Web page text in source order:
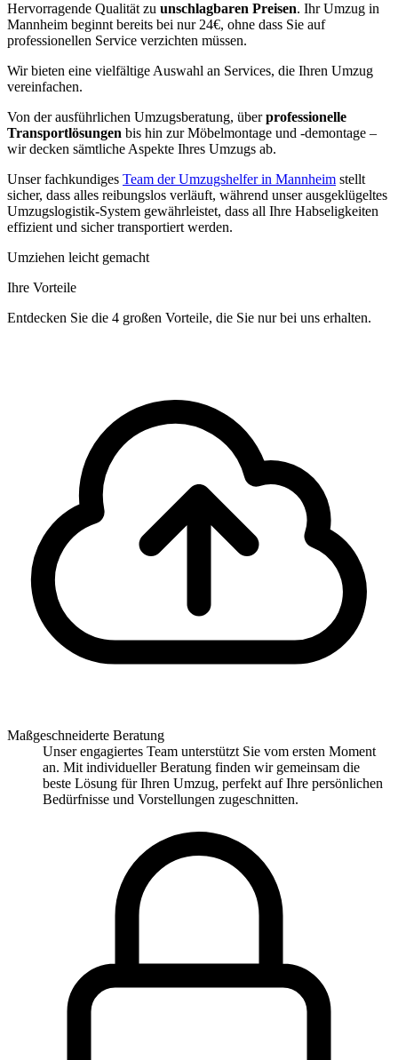
Hervorragende Qualität zu unschlagbaren Preisen. Ihr Umzug in
Mannheim beginnt bereits bei nur 24€, ohne dass Sie auf
professionellen Service verzichten müssen.
Wir bieten eine vielfältige Auswahl an Services, die Ihren Umzug
vereinfachen.
Von der ausführlichen Umzugsberatung, überprofessionelle
Transportlösungen bis hin zur Möbelmontage und -demontage –
wir decken sämtliche Aspekte Ihres Umzugs ab.
Unser fachkundiges Team der Umzugshelfer in Mannheim stellt
sicher, dass alles reibungslos verläuft, während unser ausgeklügeltes
Umzugslogistik-System gewährleistet, dass all Ihre Habseligkeiten
effizient und sicher transportiert werden.
Umziehen leicht gemacht
Ihre Vorteile
Entdecken Sie die 4 großen Vorteile, die Sie nur bei uns erhalten.
Maßgeschneiderte Beratung
Unser engagiertes Team unterstützt Sie vom ersten Moment
an. Mit individueller Beratung finden wir gemeinsam die
beste Lösung für Ihren Umzug, perfekt auf Ihre persönlichen
Bedürfnisse und Vorstellungen zugeschnitten.